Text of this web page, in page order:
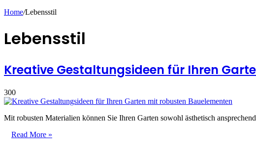
Home/Lebensstil
Lebensstil
Kreative Gestaltungsideen für Ihren
300
Mit robusten Materialien können Sie Ihren Garten sowohl ästhetisch
Read More »